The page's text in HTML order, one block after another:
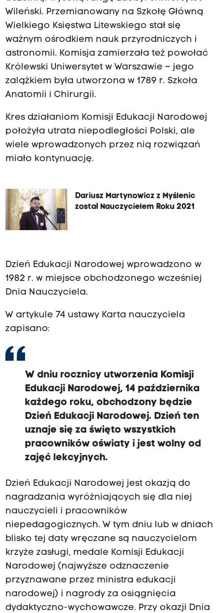
Wileński. Przemianowany na Szkołę Główną
Wielkiego Księstwa Litewskiego stał się
ważnym ośrodkiem nauk przyrodniczych i
astronomii. Komisja zamierzała też powołać
Królewski Uniwersytet w Warszawie – jego
zalążkiem była utworzona w 1789 r. Szkoła
Anatomii i Chirurgii.
Kres działaniom Komisji Edukacji Narodowej
położyła utrata niepodległości Polski, ale
wiele wprowadzonych przez nią rozwiązań
miało kontynuację.
Dariusz Martynowicz z Myślenic
został Nauczycielem Roku 2021
Dzień Edukacji Narodowej wprowadzono w
1982 r. w miejsce obchodzonego wcześniej
Dnia Nauczyciela.
W artykule 74 ustawy Karta nauczyciela
zapisano:
W dniu rocznicy utworzenia Komisji
Edukacji Narodowej, 14 października
każdego roku, obchodzony będzie
Dzień Edukacji Narodowej. Dzień ten
uznaje się za święto wszystkich
pracowników oświaty i jest wolny od
zajęć lekcyjnych.
Dzień Edukacji Narodowej jest okazją do
nagradzania wyróżniających się dla niej
nauczycieli i pracowników
niepedagogicznych. W tym dniu lub w dniach
blisko tej daty wręczane są nauczycielom
krzyże zasługi, medale Komisji Edukacji
Narodowej (najwyższe odznaczenie
przyznawane przez ministra edukacji
narodowej) i nagrody za osiągnięcia
dydaktyczno-wychowawcze. Przy okazji Dnia